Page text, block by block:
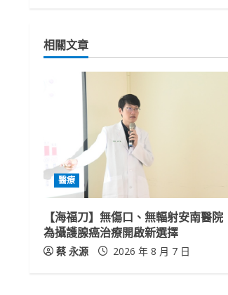
i
e
R
e
a
d
相關文章
醫療
【海福刀】無傷口、無輻射安南醫院
為攝護腺癌治療開啟新選擇
蔡 永源 2026 年 8 月 7 日